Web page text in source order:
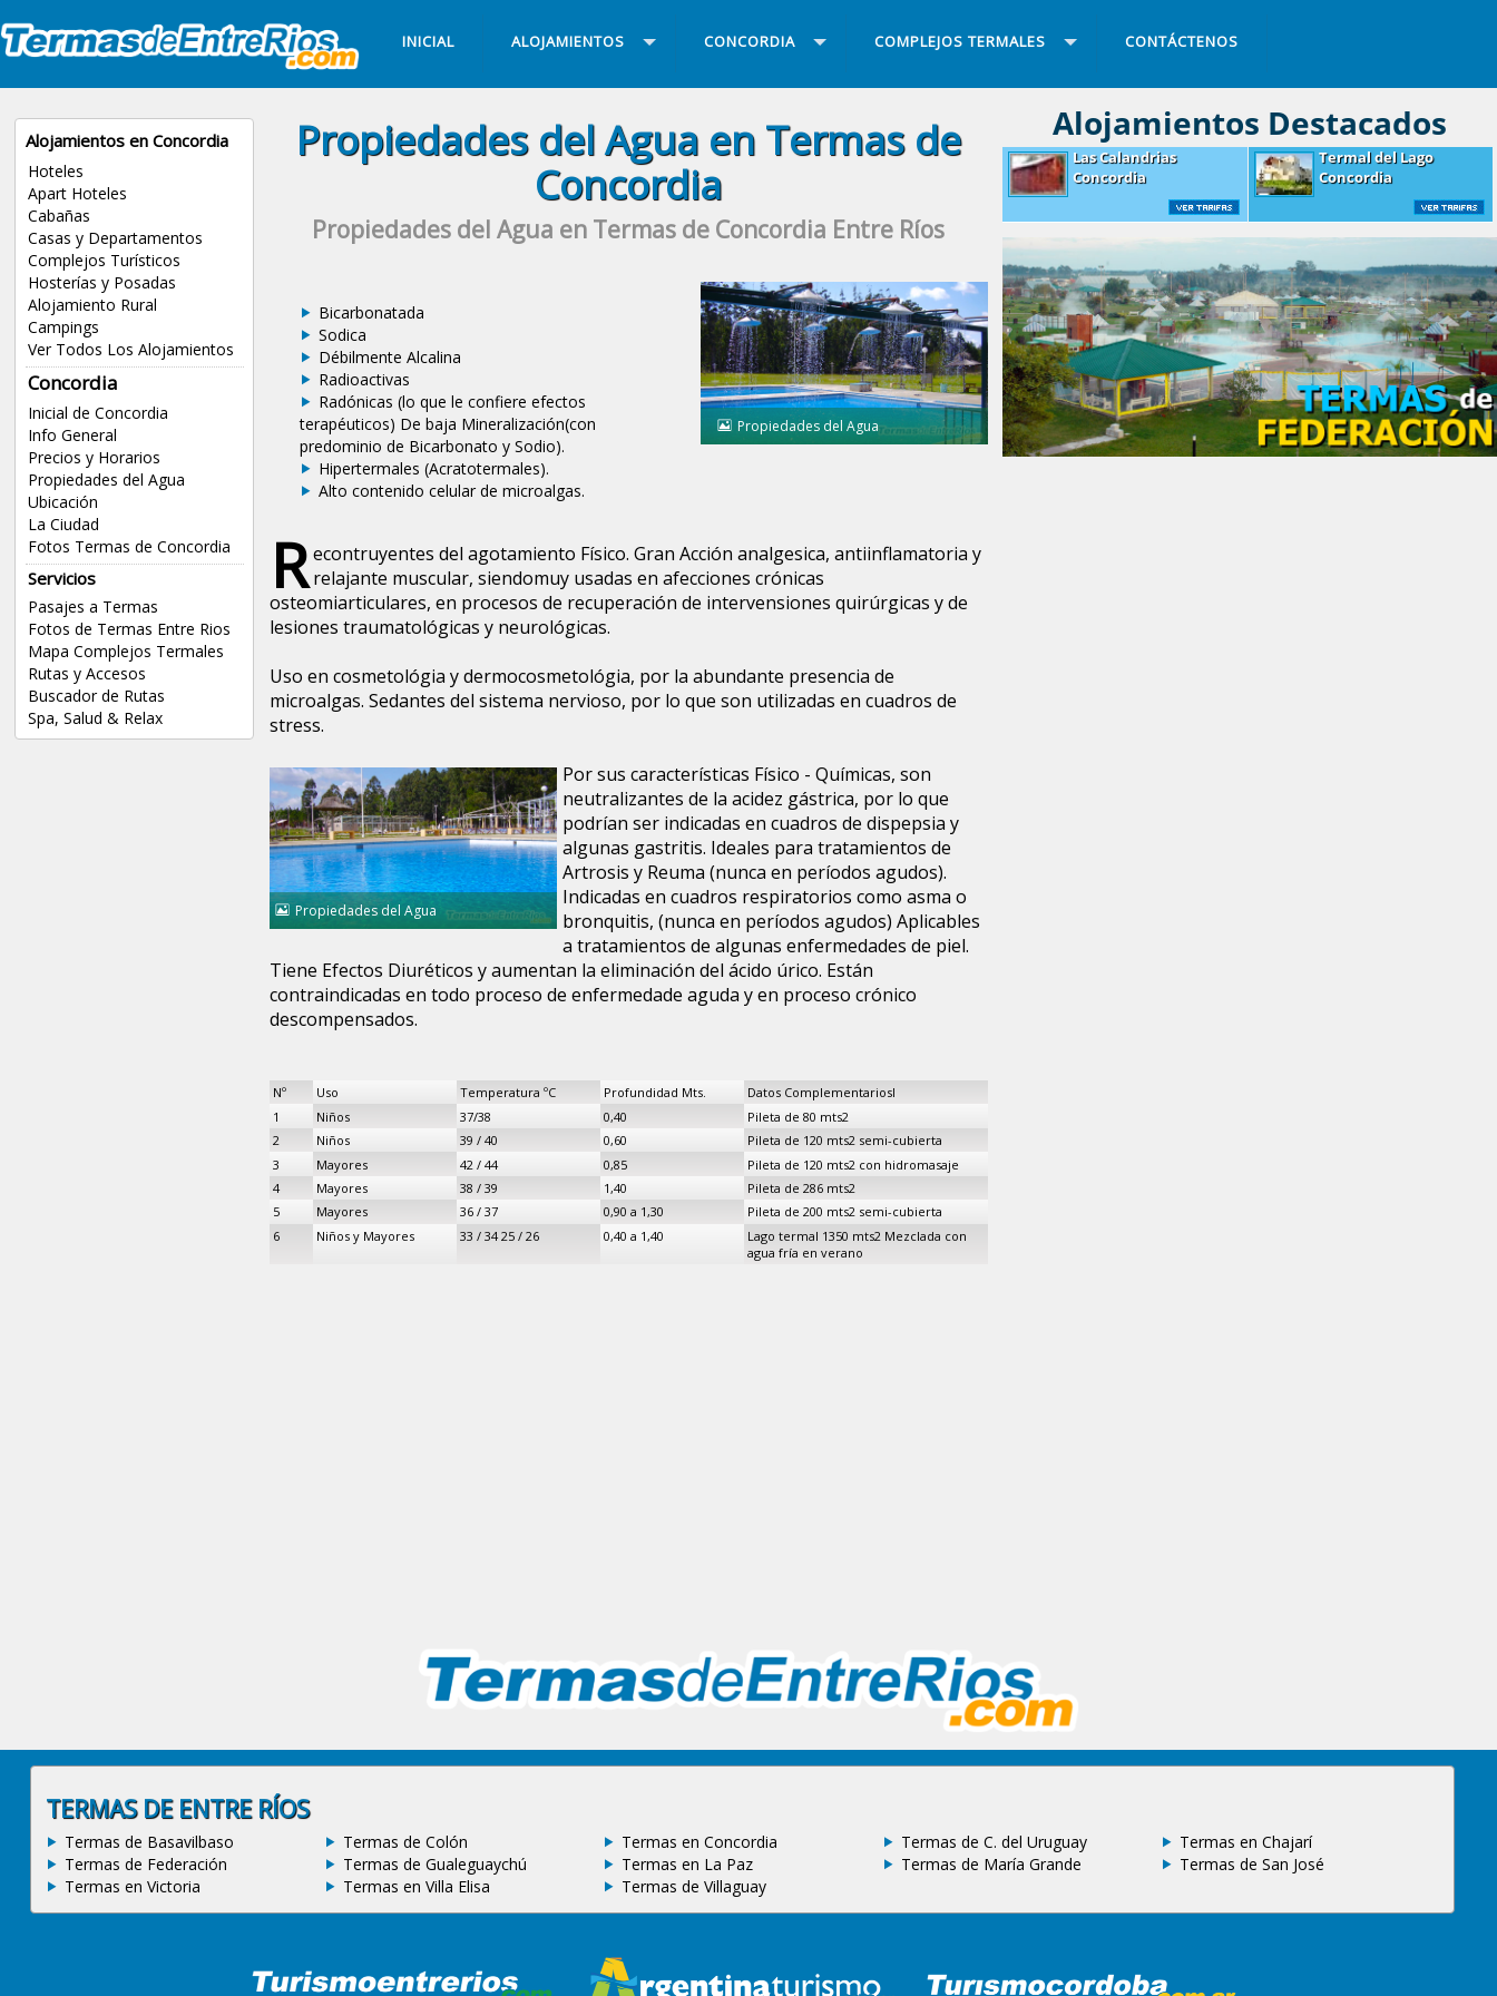
INICIAL ALOJAMIENTOS CONCORDIA COMPLEJOS TERMALES CONTÁCTENOS
Alojamientos en Concordia
Hoteles
Apart Hoteles
Cabañas
Casas y Departamentos
Complejos Turísticos
Hosterías y Posadas
Alojamiento Rural
Campings
Ver Todos Los Alojamientos
Concordia
Inicial de Concordia
Info General
Precios y Horarios
Propiedades del Agua
Ubicación
La Ciudad
Fotos Termas de Concordia
Servicios
Pasajes a Termas
Fotos de Termas Entre Rios
Mapa Complejos Termales
Rutas y Accesos
Buscador de Rutas
Spa, Salud & Relax
Propiedades del Agua en Termas de
Concordia
Propiedades del Agua en Termas de Concordia Entre Ríos
Propiedades del Agua
Bicarbonatada
Sodica
Débilmente Alcalina
Radioactivas
Radónicas (lo que le confiere efectos
terapéuticos) De baja Mineralización(con
predominio de Bicarbonato y Sodio).
Hipertermales (Acratotermales).
Alto contenido celular de microalgas.
Recontruyentes del agotamiento Físico. Gran Acción analgesica, antiinflamatoria y
relajante muscular, siendomuy usadas en afecciones crónicas
osteomiarticulares, en procesos de recuperación de intervensiones quirúrgicas y de
lesiones traumatológicas y neurológicas.
Uso en cosmetológia y dermocosmetológia, por la abundante presencia de
microalgas. Sedantes del sistema nervioso, por lo que son utilizadas en cuadros de
stress.
Propiedades del Agua
Por sus características Físico - Químicas, son
neutralizantes de la acidez gástrica, por lo que
podrían ser indicadas en cuadros de dispepsia y
algunas gastritis. Ideales para tratamientos de
Artrosis y Reuma (nunca en períodos agudos).
Indicadas en cuadros respiratorios como asma o
bronquitis, (nunca en períodos agudos) Aplicables
a tratamientos de algunas enfermedades de piel.
Tiene Efectos Diuréticos y aumentan la eliminación del ácido úrico. Están
contraindicadas en todo proceso de enfermedade aguda y en proceso crónico
descompensados.
Nº Uso Temperatura ºC Profundidad Mts.
Datos Complementariosl
1
Niños 37/38 0,40
Pileta de 80 mts2
2
Niños 39 / 40 0,60
Pileta de 120 mts2 semi-cubierta
3
Mayores 42 / 44 0,85
Pileta de 120 mts2 con hidromasaje
4
Mayores 38 / 39 1,40
Pileta de 286 mts2
5
Mayores 36 / 37 0,90 a 1,30
Pileta de 200 mts2 semi-cubierta
6
Niños y Mayores 33 / 34 25 / 26 0,40 a 1,40
Lago termal 1350 mts2 Mezclada con
agua fría en verano
TERMAS DE ENTRE RÍOS
Termas de Basavilbaso Termas de Colón Termas en Concordia Termas de C. del Uruguay
Termas en Chajarí
Termas de Federación
Termas de Gualeguaychú Termas en La Paz Termas de María Grande
Termas de San José
Termas en Victoria
Termas en Villa Elisa Termas de Villaguay